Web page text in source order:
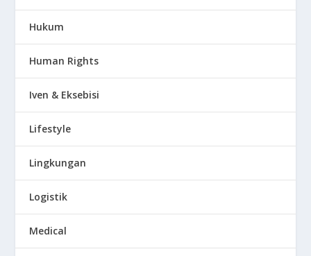
Hukum
Human Rights
Iven & Eksebisi
Lifestyle
Lingkungan
Logistik
Medical